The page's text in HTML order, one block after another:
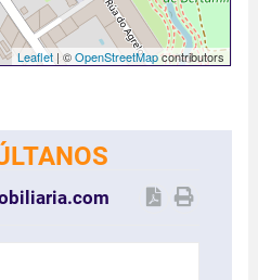
Leaflet | ©OpenStreetMapcontributors